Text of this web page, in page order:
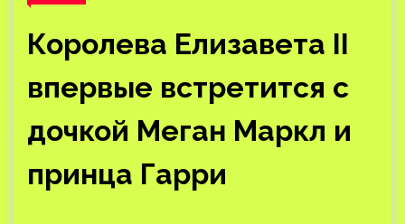
Королева Елизавета II
впервые встретится с
дочкой Меган Маркл и
принца Гарри